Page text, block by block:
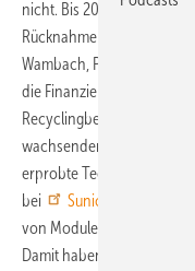
nicht. Bis 2015 will das
Rücknahme der Module
Wambach, Präsident von
die Finanzierung bislang
Recyclingbetriebe und
wachsenden Modulberge
erprobte Technologien
bei
Sunicon
von Modulen aus
Damit haben bisher nur